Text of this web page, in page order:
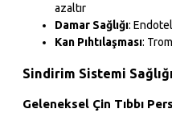
azaltır
Damar Sağlığı:
Kan Pıhtılaşması:
Sindirim Sistemi Sağlığı
Geleneksel Çin Tıbbı